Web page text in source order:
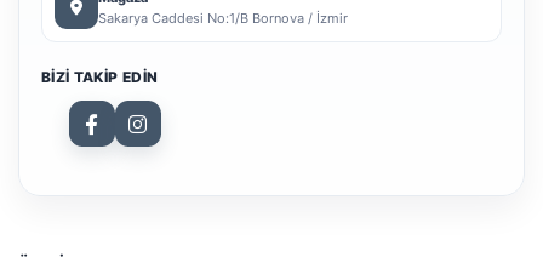
Sakarya Caddesi No:1/B Bornova / İzmir
BIZI TAKIP EDIN